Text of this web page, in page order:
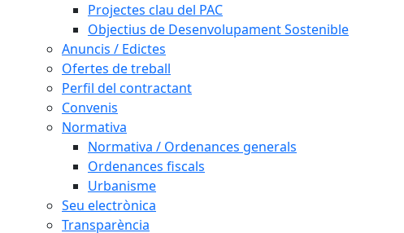
Projectes clau del PAC
Objectius de Desenvolupament Sostenible
Anuncis / Edictes
Ofertes de treball
Perfil del contractant
Convenis
Normativa
Normativa / Ordenances generals
Ordenances fiscals
Urbanisme
Seu electrònica
Transparència